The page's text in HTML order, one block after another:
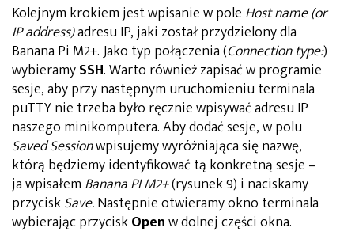
Kolejnym krokiem jest wpisanie w pole Host name (or
IP address)adresu IP, jaki został przydzielony dla
Banana Pi M2+. Jako typ połączenia (Connection type:)
wybieramySSH. Warto również zapisać w programie
sesje, aby przy następnym uruchomieniu terminala
puTTY nie trzeba było ręcznie wpisywać adresu IP
naszego minikomputera. Aby dodać sesje, w polu
Saved Sessionwpisujemy wyróżniająca się nazwę,
którą będziemy identyfikować tą konkretną sesje –
ja wpisałem Banana PI M2+(rysunek 9) i naciskamy
przyciskSave.Następnie otwieramy okno terminala
wybierając przyciskOpenw dolnej części okna.